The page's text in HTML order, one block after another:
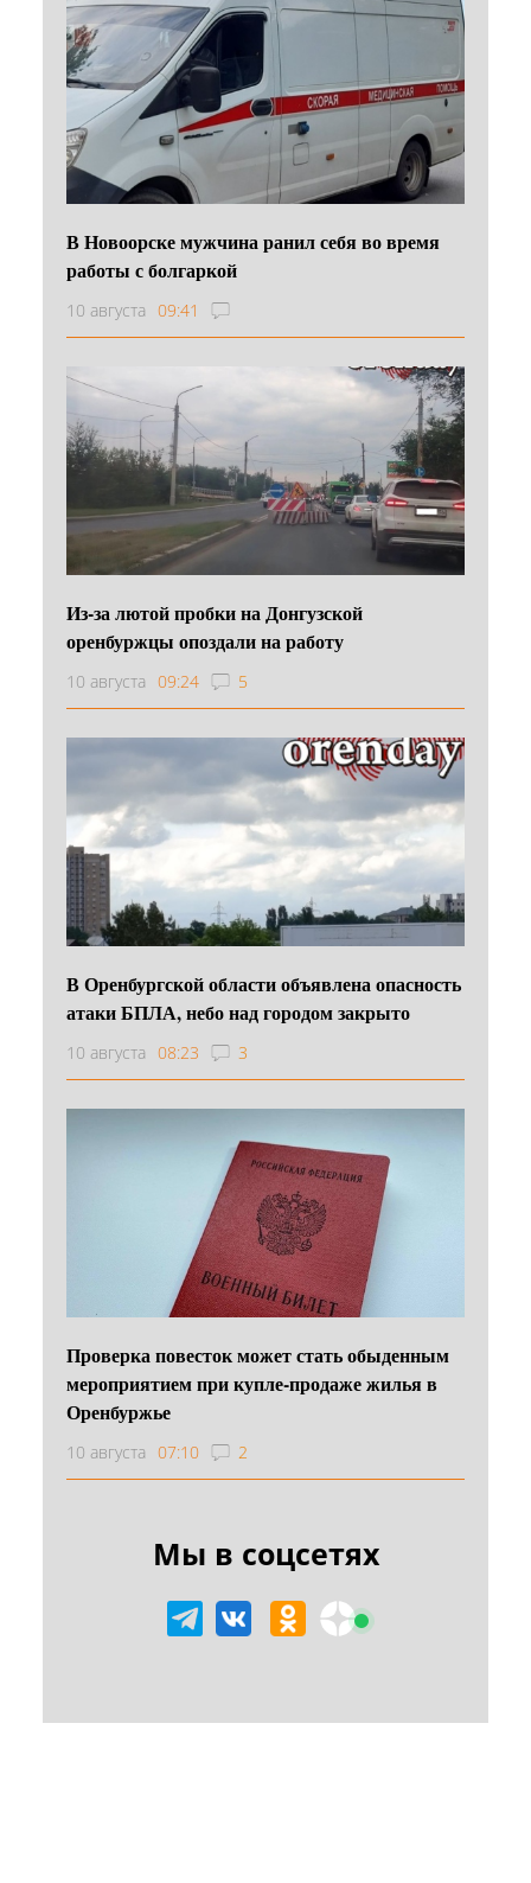
В Новоорске мужчина ранил себя во время
работы с болгаркой
10 августа 09:41
Из-за лютой пробки на Донгузской
оренбуржцы опоздали на работу
10 августа 09:24 5
В Оренбургской области объявлена опасность
атаки БПЛА, небо над городом закрыто
10 августа 08:23 3
Проверка повесток может стать обыденным
мероприятием при купле-продаже жилья в
Оренбуржье
10 августа 07:10 2
Мы в соцсетях